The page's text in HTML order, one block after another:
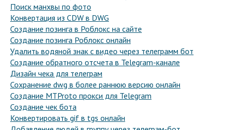
Поиск манхвы по фото
Конвертация из CDW в DWG
Создание позинга в Роблокс на сайте
Создание позинга Роблокс онлайн
Удалить водяной знак с видео через телеграмм бот
Создание обратного отсчета в Telegram-канале
Дизайн чека для телеграм
Сохранение dwg в более раннюю версию онлайн
Создание MTProto прокси для Telegram
Создание чек бота
Конвертировать gif в tgs онлайн